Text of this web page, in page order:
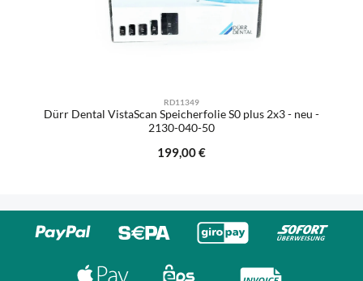
RD11349
Dürr Dental VistaScan Speicherfolie S0 plus 2x3 - neu -
2130-040-50
Regulärer Preis:
199,00 €